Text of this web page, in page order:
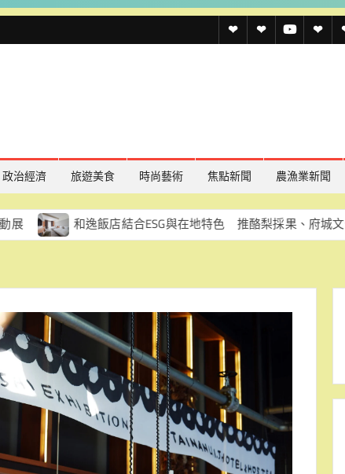
透 透
名
透 聯
政治經濟 旅遊美食 時尚藝術 焦點新聞 農漁業新聞
和逸飯店結合ESG與在地特色 推酪梨採果、府城文化走讀新體驗